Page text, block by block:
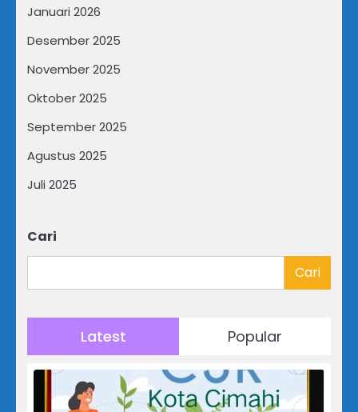
Januari 2026
Desember 2025
November 2025
Oktober 2025
September 2025
Agustus 2025
Juli 2025
Cari
Cari
Latest Popular